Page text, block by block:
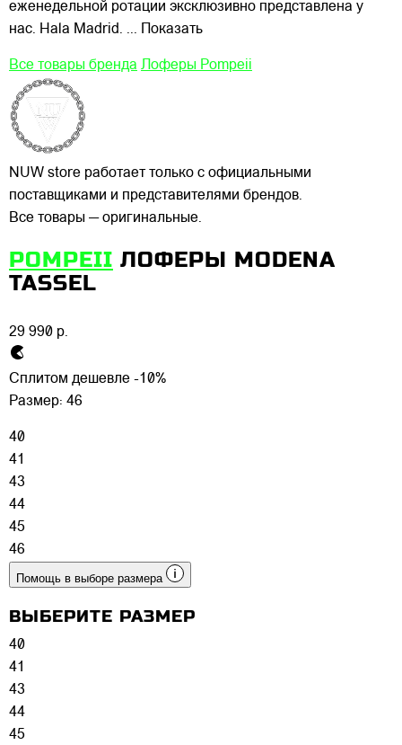
еженедельной ротации эксклюзивно представлена у
нас. Hala Madrid. ... Показать
Все товары бренда Лоферы Pompeii
NUW store работает только с официальными
поставщиками и представителями брендов.
Все товары — оригинальные.
POMPEII ЛОФЕРЫ MODENA
TASSEL
29 990 р.
Сплитом дешевле -10%
Размер: 46
40
41
43
44
45
46
Помощь в выборе размера
ВЫБЕРИТЕ РАЗМЕР
40
41
43
44
45